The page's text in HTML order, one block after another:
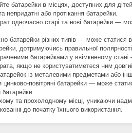
батарейки в місцях, доступних для дітей.
непридатні або протікання батарейки.
одночасно старі та нові батарейки —
батарейки різних типів — може статися
дотримуючись правильної полярності
батарейками у ввімкненому
якщо не користуватиметеся ним
із металевими предметами або
повітряні батарейки — може
та прохолодному місці, уникаючи
до початку їхнього використання.